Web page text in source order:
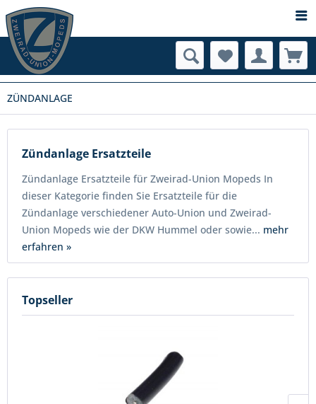
ZÜNDANLAGE
Zündanlage Ersatzteile
Zündanlage Ersatzteile für Zweirad-Union Mopeds In
dieser Kategorie finden Sie Ersatzteile für die
Zündanlage verschiedener Auto-Union und Zweirad-
Union Mopeds wie der DKW Hummel oder sowie... mehr
erfahren »
Topseller